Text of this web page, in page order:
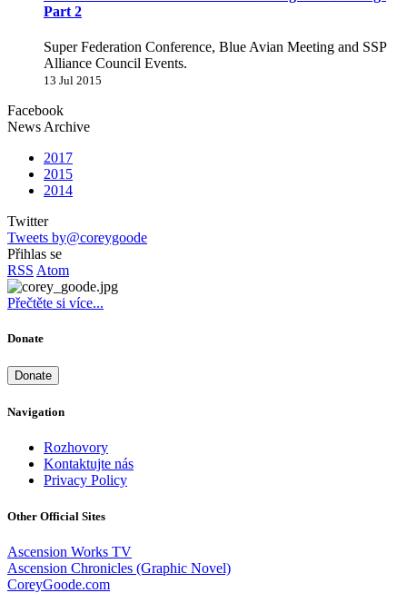
Part 2
Super Federation Conference, Blue Avian Meeting and SSP
Alliance Council Events.
13 Jul 2015
Facebook
News Archive
2017
2015
2014
Twitter
Tweets by@coreygoode
Přihlas se
RSS Atom
Přečtěte si více...
Donate
Donate
Navigation
Rozhovory
Kontaktujte nás
Privacy Policy
Other Official Sites
Ascension Works TV
Ascension Chronicles (Graphic Novel)
CoreyGoode.com